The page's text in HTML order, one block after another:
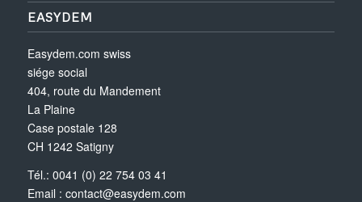
EASYDEM
Easydem.com swiss
siége social
404, route du Mandement
La Plaine
Case postale 128
CH 1242 Satigny
Tél.: 0041 (0) 22 754 03 41
Email : contact@easydem.com